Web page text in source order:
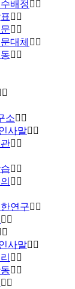
배정
대체
소
사말
연구
사말